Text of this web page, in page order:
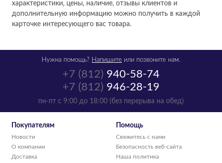
характеристики, цены, наличие, отзывы клиентов и
дополнительную информацию можно получить в каждой
карточке интересующего вас товара.
+7 (812) 940-58-74
+7 (812) 946-28-19
пн-пт с 9:00 до 18:00 (без перерыва на обед)
Нужна помощь? Напишите или позвоните нам.
Покупателям
Новости
О компании
Доставка
Помощь
Свяжитесь с нами
Безопасность веб-сайта
Наша политика